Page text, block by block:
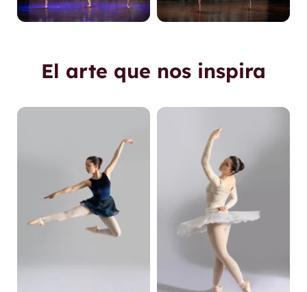
El arte que nos inspira